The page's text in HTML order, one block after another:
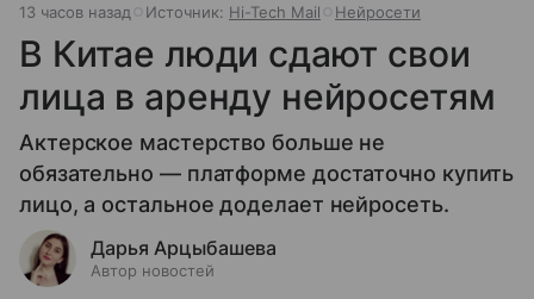
13 часов назад Источник: Hi-Tech Mail Нейросети
В Китае люди сдают свои
лица в аренду нейросетям
Актерское мастерство больше не
обязательно — платформе достаточно купить
лицо, а остальное доделает нейросеть.
Дарья Арцыбашева
Автор новостей